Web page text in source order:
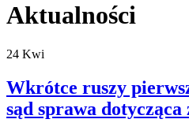
Aktualności
24 Kwi
Wkrótce ruszy
sąd sprawa